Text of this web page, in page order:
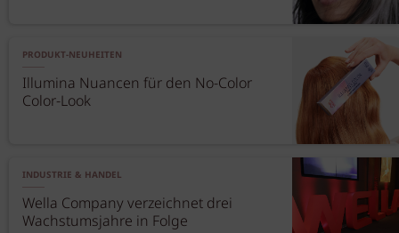
PRODUKT-NEUHEITEN
Illumina Nuancen für den No-Color
Color-Look
INDUSTRIE & HANDEL
Wella Company verzeichnet drei
Wachstumsjahre in Folge